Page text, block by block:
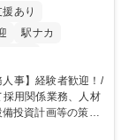
あり
駅ナカ
り
投資計画等の策
幅広い総務人事業